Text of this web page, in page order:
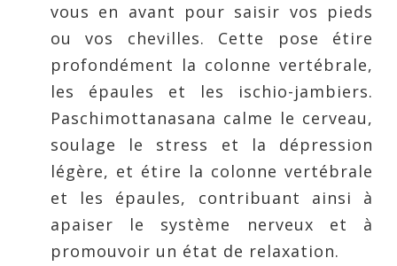
vous en avant pour saisir vos pieds
ou vos chevilles. Cette pose étire
profondément la colonne vertébrale,
les épaules et les ischio-jambiers.
Paschimottanasana calme le cerveau,
soulage le stress et la dépression
légère, et étire la colonne vertébrale
et les épaules, contribuant ainsi à
apaiser le système nerveux et à
promouvoir un état de relaxation.